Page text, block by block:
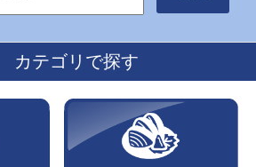
カテゴリで探す